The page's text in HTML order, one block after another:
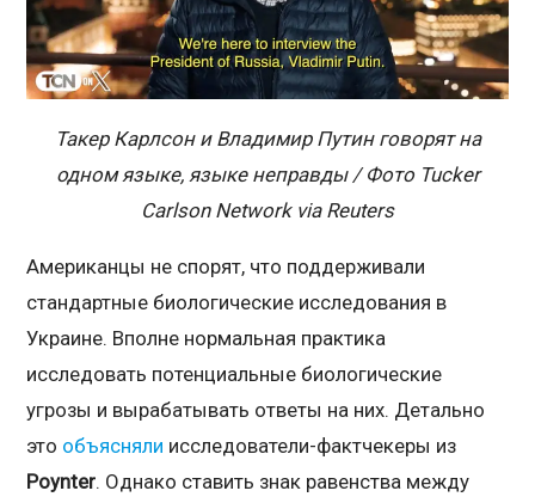
Такер Карлсон и Владимир Путин говорят на
одном языке, языке неправды / Фото Tucker
Carlson Network via Reuters
Американцы не спорят, что поддерживали
стандартные биологические исследования в
Украине. Вполне нормальная практика
исследовать потенциальные биологические
угрозы и вырабатывать ответы на них. Детально
это объясняли исследователи-фактчекеры из
Poynter. Однако ставить знак равенства между